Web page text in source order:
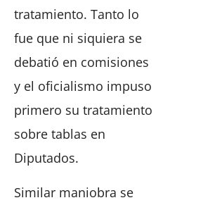
tratamiento. Tanto lo
fue que ni siquiera se
debatió en comisiones
y el oficialismo impuso
primero su tratamiento
sobre tablas en
Diputados.
Similar maniobra se